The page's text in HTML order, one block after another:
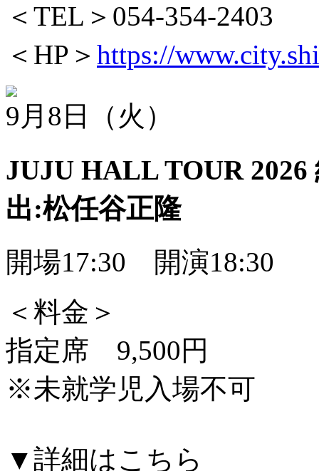
＜TEL＞054-354-2403
＜HP＞ https://
9月8日（火）
JUJU HALL TOUR
出:松任谷正隆
開場17:30 開演18:30
＜料金＞
指定席 9,500円
※未就学児入場不可
▼詳細はこちら